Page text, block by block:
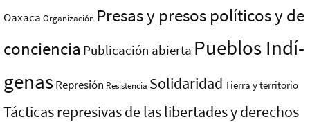
Oaxaca Organización Presas y presos polí­ticos y de
conciencia Publicación abierta Pueblos Indí­
genasRepresión Resistencia Solidaridad Tierra y territorio
Tácticas represivas de las libertades y derechos